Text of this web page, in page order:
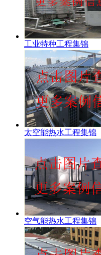
工业特种工程集锦
太空能热水工程集锦
空气能热水工程集锦